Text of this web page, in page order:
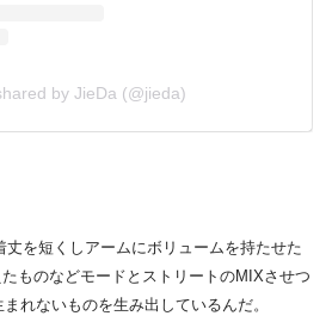
by JieDa (@jieda)
を短くしアームにボリュームを持たせた
ものなどモードとストリートのMIXさせつ
れないものを生み出しているんだ。